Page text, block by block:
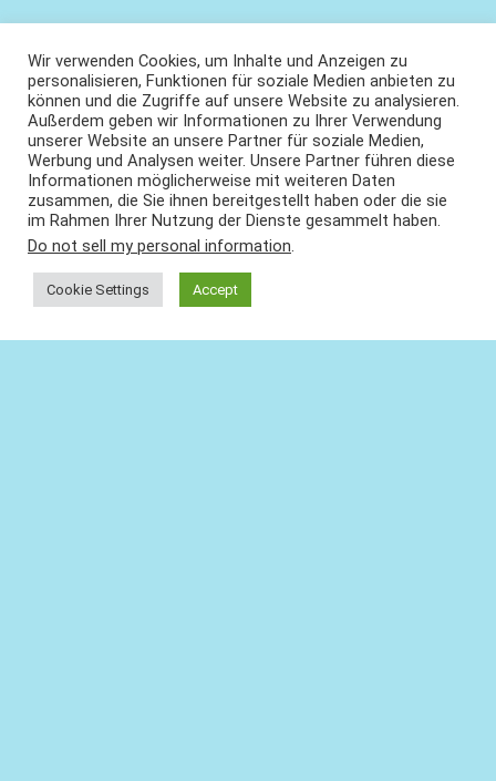
Wir verwenden Cookies, um Inhalte und Anzeigen zu
personalisieren, Funktionen für soziale Medien anbieten zu
können und die Zugriffe auf unsere Website zu analysieren.
Außerdem geben wir Informationen zu Ihrer Verwendung
unserer Website an unsere Partner für soziale Medien,
Werbung und Analysen weiter. Unsere Partner führen diese
Informationen möglicherweise mit weiteren Daten
zusammen, die Sie ihnen bereitgestellt haben oder die sie
im Rahmen Ihrer Nutzung der Dienste gesammelt haben.
Do not sell my personal information.
Cookie Settings Accept